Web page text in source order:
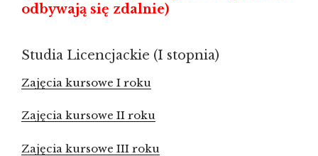
odbywają się zdalnie)
Studia Licencjackie (I stopnia)
Zajęcia kursowe I roku
Zajęcia kursowe II roku
Zajęcia kursowe III roku